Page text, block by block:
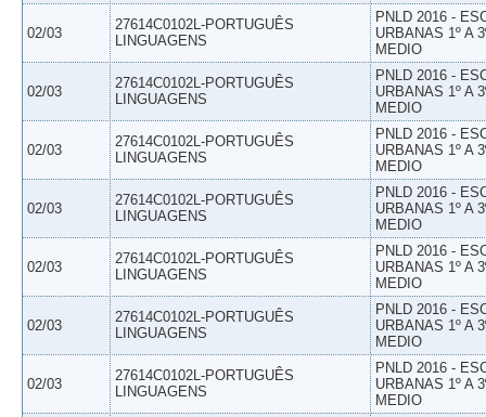
02/03
27614C0102L-PORTUGUÊS
LINGUAGENS
PNLD 2016 -
URBANAS 1º A
MEDIO
02/03
27614C0102L-PORTUGUÊS
LINGUAGENS
PNLD 2016 -
URBANAS 1º A
MEDIO
02/03
27614C0102L-PORTUGUÊS
LINGUAGENS
PNLD 2016 -
URBANAS 1º A
MEDIO
02/03
27614C0102L-PORTUGUÊS
LINGUAGENS
PNLD 2016 -
URBANAS 1º A
MEDIO
02/03
27614C0102L-PORTUGUÊS
LINGUAGENS
PNLD 2016 -
URBANAS 1º A
MEDIO
02/03
27614C0102L-PORTUGUÊS
LINGUAGENS
PNLD 2016 -
URBANAS 1º A
MEDIO
02/03
27614C0102L-PORTUGUÊS
LINGUAGENS
PNLD 2016 -
URBANAS 1º A
MEDIO